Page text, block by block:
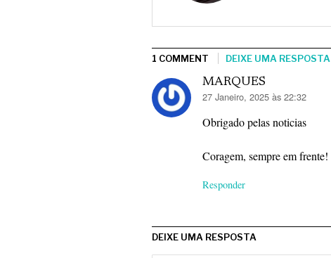
1 COMMENT DEIXE UMA RESPOSTA
MARQUES
diz:
27 Janeiro, 2025 às 22:32
Obrigado pelas noticias
Coragem, sempre em frente!
Responder
DEIXE UMA RESPOSTA